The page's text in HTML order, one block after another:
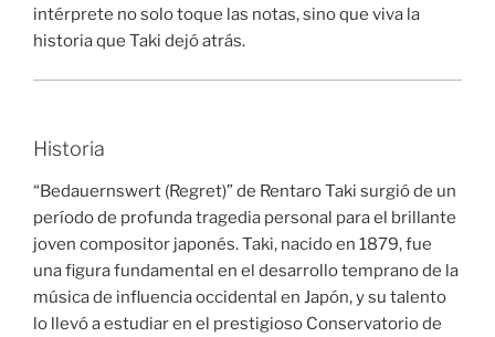
intérprete no solo toque las notas, sino que viva la
historia que Taki dejó atrás.
Historia
“Bedauernswert (Regret)” de Rentaro Taki surgió de un
período de profunda tragedia personal para el brillante
joven compositor japonés. Taki, nacido en 1879, fue
una figura fundamental en el desarrollo temprano de la
música de influencia occidental en Japón, y su talento
lo llevó a estudiar en el prestigioso Conservatorio de